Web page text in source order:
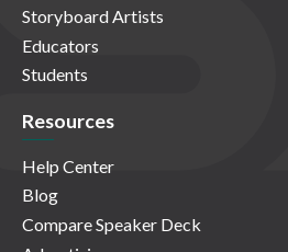
Storyboard Artists
Educators
Students
Resources
Help Center
Blog
Compare Speaker Deck